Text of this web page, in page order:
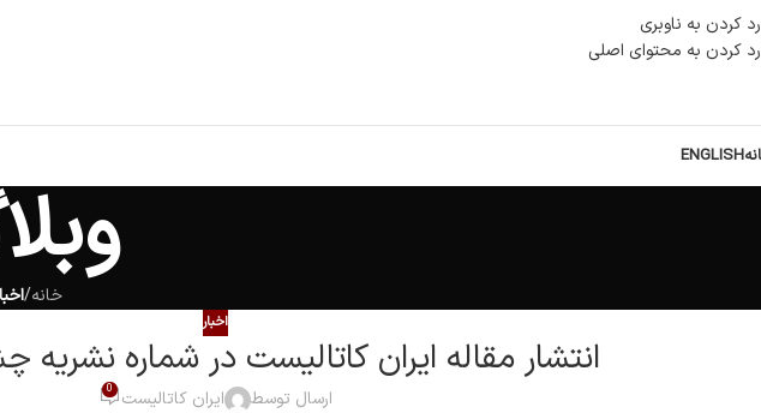
رد کردن به ناوبری
رد کردن به محتوای اصلی
ENGLISH
خانه/
اخبار
انتشار مقاله ایران کاتالیست در شماره نشریه
ارسال توسط ایران کاتالیست 0